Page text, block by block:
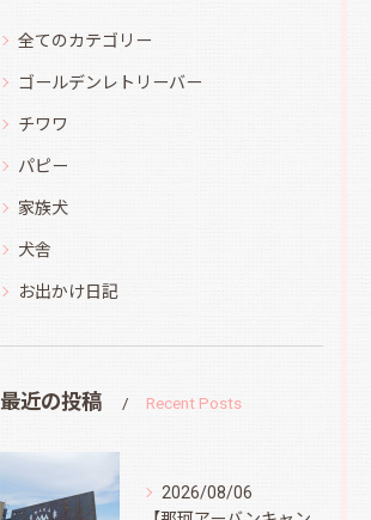
全てのカテゴリー
ゴールデンレトリーバー
チワワ
パピー
家族犬
犬舎
お出かけ日記
最近の投稿 Recent Posts
2026/08/06